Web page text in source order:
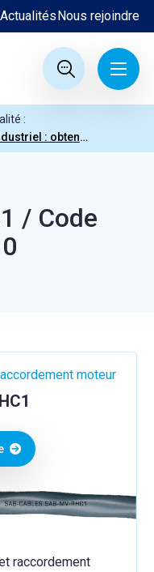
Nous rejoindre
Actualités
:
Demande de devis câble industriel : obtenez votre prix en quelques clics
/ Code
moteur
raccordement